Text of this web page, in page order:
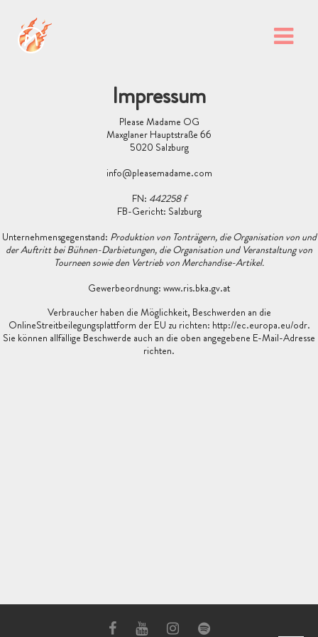
Impressum
Please Madame OG
Maxglaner Hauptstraße 66
5020 Salzburg
info@pleasemadame.com
FN: 442258 f
FB-Gericht: Salzburg
Unternehmensgegenstand: Produktion von Tonträgern, die Organisation von und
der Auftritt bei Bühnen-Darbietungen, die Organisation und Veranstaltung von
Tourneen sowie den Vertrieb von Merchandise-Artikel.
Gewerbeordnung: www.ris.bka.gv.at
Verbraucher haben die Möglichkeit, Beschwerden an die
OnlineStreitbeilegungsplattform der EU zu richten: http://ec.europa.eu/odr.
Sie können allfällige Beschwerde auch an die oben angegebene E-Mail-Adresse
richten.